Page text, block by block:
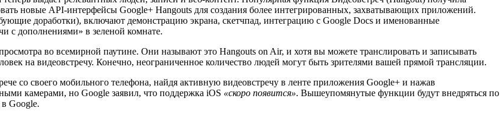
новые API-интерфейсы Google+ Hangouts для создания более интегрированных, захватывающих приложений.
доработки), включают демонстрацию экрана, скетчпад, интеграцию с Google Docs и именованные
с дополнениями» в зеленой комнате.
во всемирной паутине. Они называют это Hangouts on Air, и хотя вы можете транслировать и записывать
на видеовстречу. Конечно, неограниченное количество людей могут быть зрителями вашей прямой трансляции.
со своего мобильного телефона, найдя активную видеовстречу в ленте приложения Google+ и нажав
камерами, но Google заявил, что поддержка iOS «скоро появится». Вышеупомянутые функции будут внедряться по
Google.